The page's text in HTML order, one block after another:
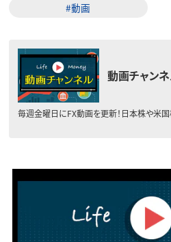
#動画
動画チャン
毎週金曜日にFX動画を更新！日本株や米